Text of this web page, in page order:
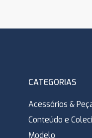
CATEGORIAS
Acessórios &
Conteúdo e
Modelo